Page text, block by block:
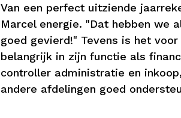
Van een perfect uitziende
Marcel energie. "Dat hebben we
goed gevierd!" Tevens is het voor
belangrijk in zijn functie als
controller administratie en
andere afdelingen goed